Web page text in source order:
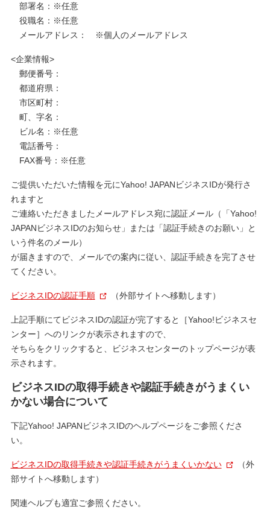
部署名：※任意
役職名：※任意
メールアドレス： ※個人のメールアドレス
<企業情報>
郵便番号：
都道府県：
市区町村：
町、字名：
ビル名：※任意
電話番号：
FAX番号：※任意
ご提供いただいた情報を元にYahoo! JAPANビジネスIDが発行さ
れますと
ご連絡いただきましたメールアドレス宛に認証メール（「Yahoo!
JAPANビジネスIDのお知らせ」または「認証手続きのお願い」と
いう件名のメール）
が届きますので、メールでの案内に従い、認証手続きを完了させ
てください。
ビジネスIDの認証手順 （外部サイトへ移動します）
上記手順にてビジネスIDの認証が完了すると［Yahoo!ビジネスセ
ンター］へのリンクが表示されますので、
そちらをクリックすると、ビジネスセンターのトップページが表
示されます。
ビジネスIDの取得手続きや認証手続きがうまくい
かない場合について
下記Yahoo! JAPANビジネスIDのヘルプページをご参照くださ
い。
ビジネスIDの取得手続きや認証手続きがうまくいかない
（外
部サイトへ移動します）
関連ヘルプも適宜ご参照ください。